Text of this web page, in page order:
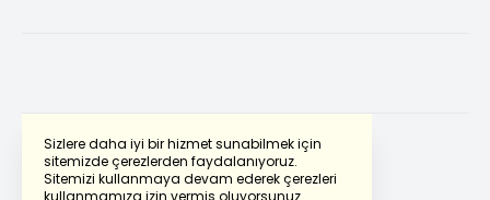
Sizlere daha iyi bir hizmet sunabilmek için
sitemizde çerezlerden faydalanıyoruz.
Sitemizi kullanmaya devam ederek çerezleri
kullanmamıza izin vermiş oluyorsunuz.
Powered by Translate